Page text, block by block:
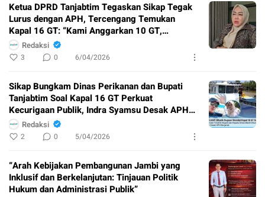
Ketua DPRD Tanjabtim Tegaskan Sikap Tegak
Lurus dengan APH, Tercengang Temukan
Kapal 16 GT: “Kami Anggarkan 10 GT,
Mengapa Berubah?”
Redaksi
3 0 6/04/2026
Sikap Bungkam Dinas Perikanan dan Bupati
Tanjabtim Soal Kapal 16 GT Perkuat
Kecurigaan Publik, Indra Syamsu Desak APH
Bertindak
Redaksi
2 0 5/04/2026
“Arah Kebijakan Pembangunan Jambi yang
Inklusif dan Berkelanjutan: Tinjauan Politik
Hukum dan Administrasi Publik”